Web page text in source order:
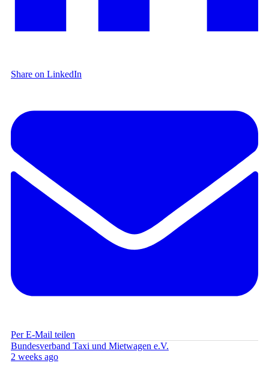
Share on LinkedIn
Per E-Mail teilen
Bundesverband Taxi und Mietwagen e.V.
2 weeks ago